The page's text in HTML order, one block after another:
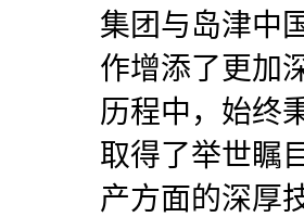
集团与岛津中
作增添了更加
历程中，始终
取得了举世瞩
产方面的深厚